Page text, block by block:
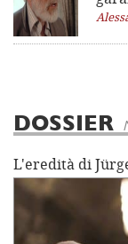
DOSSIER
L'eredità di